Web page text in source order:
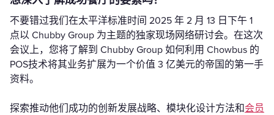
不要错过我们在太平洋标准时间 2025 年 2 月 13 日下午 1
点以 Chubby Group 为主题的独家现场网络研讨会。在这次
会议上，您将了解到 Chubby Group 如何利用 Chowbus 的
POS技术将其业务扩展为一个价值 3 亿美元的帝国的第一手
资料。
探索推动他们成功的创新发展战略、模块化设计方法和会员